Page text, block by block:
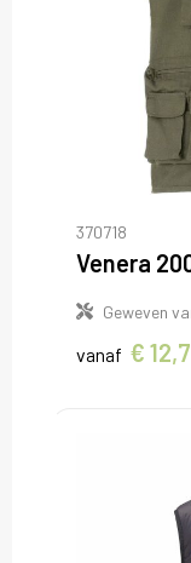
370718
Geweven
vanaf €